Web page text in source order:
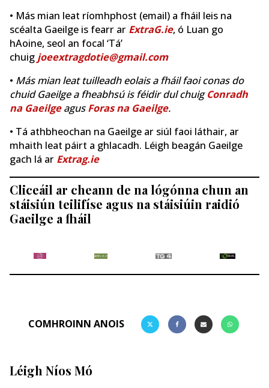
• Más mian leat ríomhphost (email) a fháil leis na
scéalta Gaeilge is fearr ar ExtraG.ie, ó Luan go
hAoine, seol an focal ‘Tá’
chuig joeextragdotie@gmail.com
• Más mian leat tuilleadh eolais a fháil faoi conas do
chuid Gaeilge a fheabhsú is féidir dul chuigConradh
na GaeilgeagusForas na Gaeilge.
• Tá athbheochan na Gaeilge ar siúl faoi láthair, ar
mhaith leat páirt a ghlacadh. Léigh beagán Gaeilge
gach lá ar Extrag.ie
Cliceáil ar cheann de na lógónna chun an
stáisiún teilifíse agus na stáisiúin raidió
Gaeilge a fháil
COMHROINN ANOIS
Léigh Níos Mó